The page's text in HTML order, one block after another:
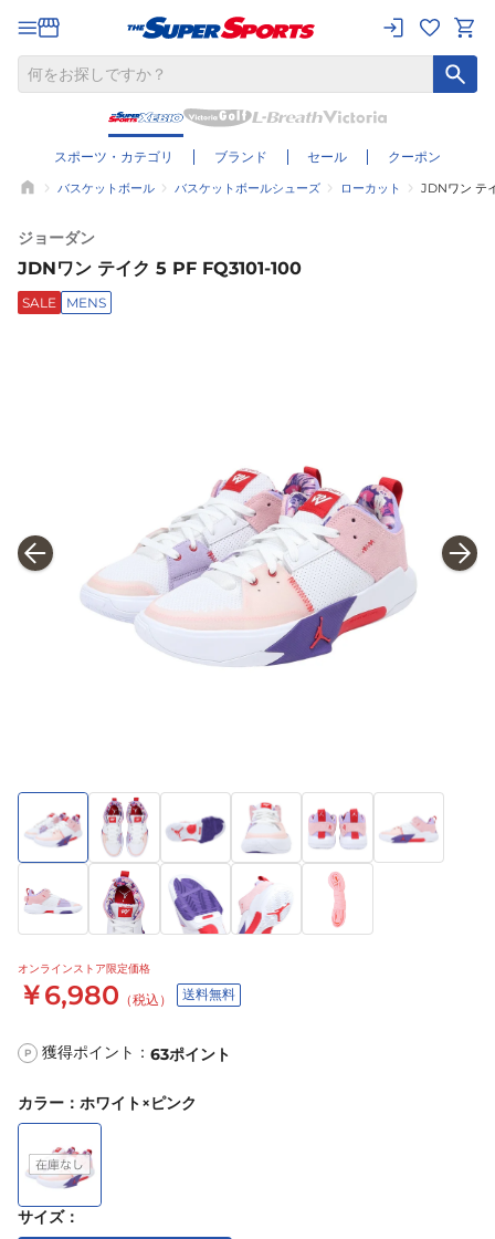
スポーツ・カテゴリ ブランド セール クーポン
バスケットボール バスケットボールシューズ ローカット JDNワン テ
ジョーダン
JDNワン テイク 5 PF FQ3101-100
SALE MENS
オンラインストア限定価格
￥6,980 （税込） 送料無料
P 獲得ポイント： 63ポイント
カラー ： ホワイト×ピンク
サイズ：